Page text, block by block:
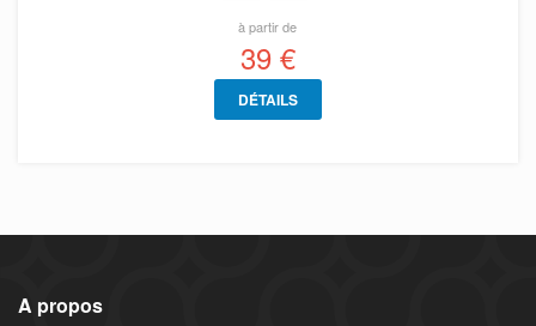
à partir de
39 €
DÉTAILS
A propos